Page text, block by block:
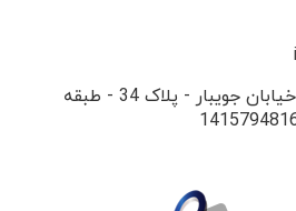
میدان فاطمی - خیابان جویبار - پلاک 34 - طبقه